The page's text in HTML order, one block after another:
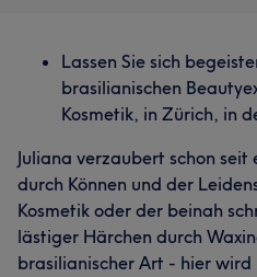
Lassen Sie sich
brasilianischen
Kosmetik, in Zürich, in
Juliana verzaubert schon
durch Können und der
Kosmetik oder der beinah
lästiger Härchen durch
brasilianischer Art - hier